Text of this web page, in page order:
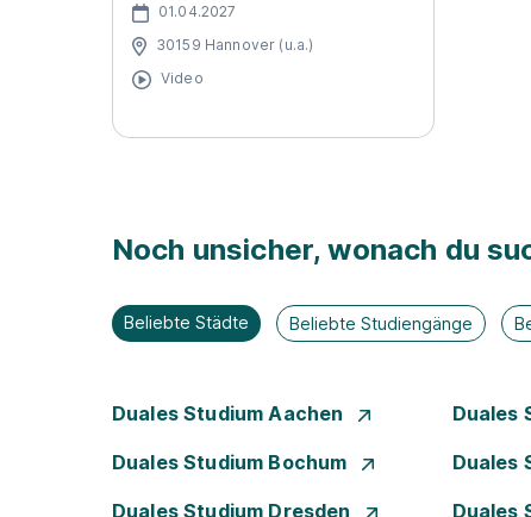
01.04.2027
30159 Hannover (u.a.)
Video
Noch unsicher, wonach du
Beliebte Städte Beliebte Studiengänge
Duales Studium Aachen Duales
Duales Studium Bochum Duales
Duales Studium Dresden Duales